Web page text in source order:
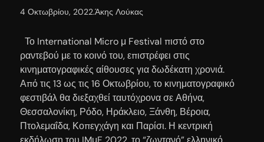
4 Οκτωβρίου, 2022.Άκης Λούκας
Το International Micro μ Festival πιστό στο
ραντεβού με το κοινό του, επιστρέφει στις
κινηματογραφικές αίθουσες για δωδέκατη χρονιά.
Από τις 13 ως τις 16 Οκτωβρίου, το κινηματογραφικό
φεστιβάλ θα διεξαχθεί ταυτόχρονα σε Αθήνα,
Θεσσαλονίκη, Ρόδο, Ηράκλειο, Ξάνθη, Βέροια,
Πτολεμαΐδα, Κοπεγχάγη και Παρίσι. Η κεντρική